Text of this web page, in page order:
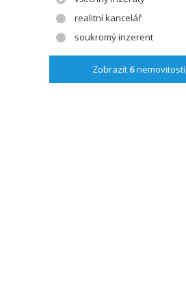
realitní kancelář
soukromý inzerent
Zobrazit 6nemovitostí